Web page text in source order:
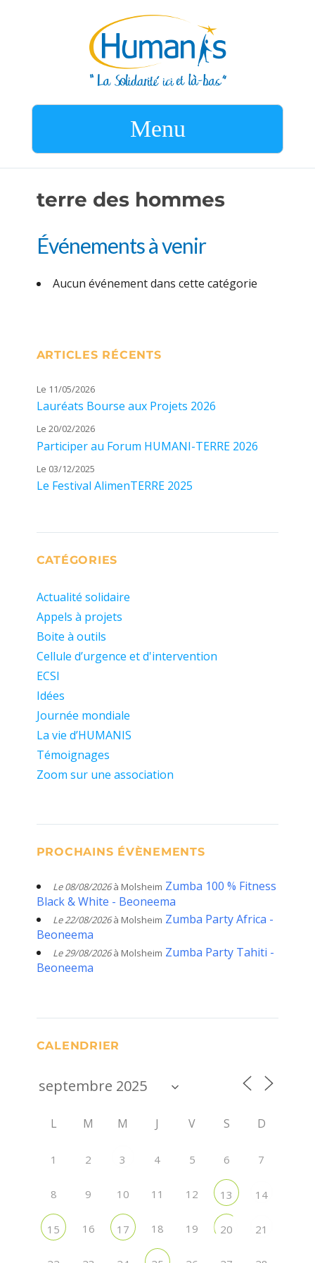
Menu
terre des hommes
Événements à venir
Aucun événement dans cette catégorie
ARTICLES RÉCENTS
Le 11/05/2026
Lauréats Bourse aux Projets 2026
Le 20/02/2026
Participer au Forum HUMANI-TERRE 2026
Le 03/12/2025
Le Festival AlimenTERRE 2025
CATÉGORIES
Actualité solidaire
Appels à projets
Boite à outils
Cellule d’urgence et d'intervention
ECSI
Idées
Journée mondiale
La vie d’HUMANIS
Témoignages
Zoom sur une association
PROCHAINS ÉVÈNEMENTS
Le 08/08/2026à Molsheim Zumba 100 % Fitness
Black & White - Beoneema
Le 22/08/2026à Molsheim Zumba Party Africa -
Beoneema
Le 29/08/2026à Molsheim Zumba Party Tahiti -
Beoneema
CALENDRIER
L M M J V S D
1 2 3 4 5 6 7
8 9 10 11 12 13 14
15 16 17 18 19 20 21